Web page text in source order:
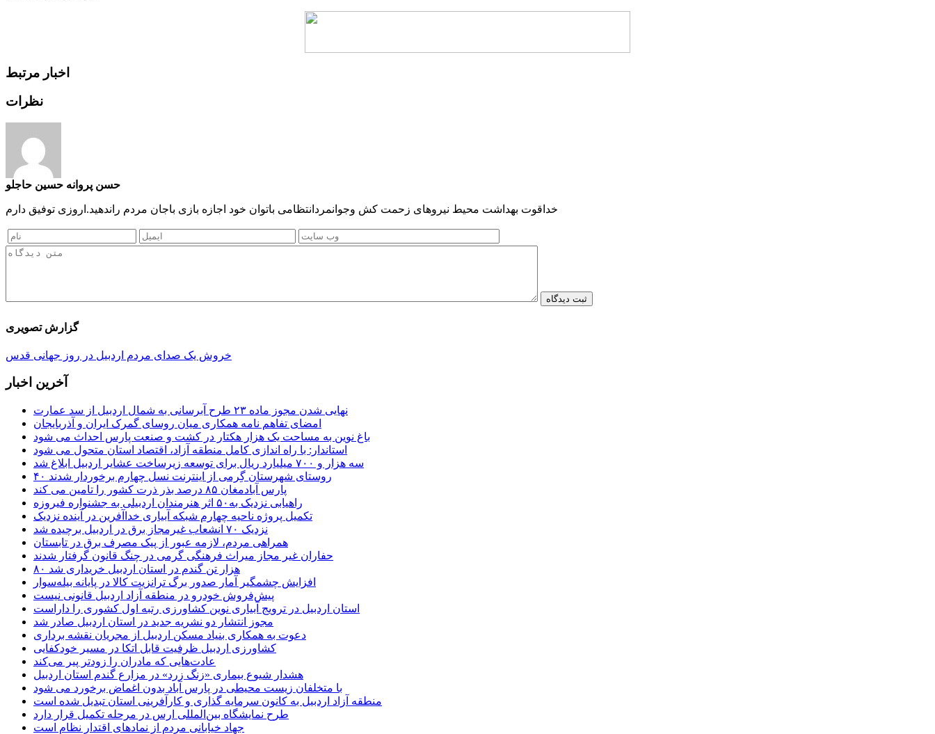
اخبار مرتبط
نظرات
حسن پروانه حسین حاجلو
خداقوت بهداشت محیط نیروهای زحمت کش وجوانمردانتظامی باتوان خود اجازه بازی باجان مردم راندهید.اروزی توفیق دارم
گزارش تصویری
خروش یک صدای مردم اردبیل در روز جهانی قدس
آخرین اخبار
نهایی شدن مجوز ماده ۲۳ طرح آبرسانی به شمال اردبیل از سد عمارت
امضای تفاهم نامه همکاری میان روسای گمرک ایران و آذربایجان
باغ نوین به مساحت یک هزار هکتار در کشت و صنعت پارس احداث می شود
استاندار: با راه اندازی کامل منطقه آزاد، اقتصاد استان متحول می شود
سه هزار و ۷۰۰ میلیارد ریال برای توسعه زیرساخت عشایر اردبیل ابلاغ شد
۴۰ روستای شهرستان گِرمی از اینترنت نسل چهارم برخوردار شدند
پارس آبادمغان ۸۵ درصد بذر ذرت کشور را تامین می کند
راهیابی نزدیک به۵۰ اثر هنرمندان اردبیلی به جشنواره فیروزه
تکمیل پروژه ناحیه چهارم شبکه آبیاری خداآفرین در آینده نزدیک
نزدیک ۷۰ انشعاب غیرمجاز برق در اردبیل برچیده شد
همراهی مردم، لازمه عبور از پیک مصرف برق در تابستان
حفاران غیر مجاز میراث فرهنگی گرمی در چنگ قانون گرفتار شدند
۸۰ هزار تن گندم در استان اردبیل خریداری شد
افزایش چشمگیر آمار صدور برگ ترانزیت کالا در پایانه بیله‌سوار
پیش‌فروش خودرو در منطقه آزاد اردبیل قانونی نیست
استان اردبیل در ترویج آبیاری نوین کشاورزی رتبه اول کشوری را داراست
مجوز انتشار دو نشریه جدید در استان اردبیل صادر شد
دعوت به همکاری بنیاد مسکن اردبیل از مجریان نقشه برداری
کشاورزی اردبیل ظرفیت قابل اتکا در مسیر خودکفایی
عادت‌هایی که مادران را زودتر پیر می‌کند
هشدار شیوع بیماری «زنگ زرد» در مزارع گندم استان اردبیل
با متخلفان زیست محیطی در پارس آباد بدون اغماض برخورد می شود
منطقه آزاد اردبیل به کانون سرمایه گذاری و کارآفرینی استان تبدیل شده است
طرح نمایشگاه بین‌المللی ارس در مرحله تکمیل قرار دارد
جهاد خیابانی مردم از نمادهای اقتدار نظام است